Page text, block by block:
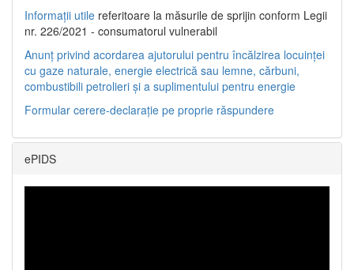
Informații utile referitoare la măsurile de sprijin conform Legii
nr. 226/2021 - consumatorul vulnerabil
Anunț privind acordarea ajutorului pentru încălzirea locuinței
cu gaze naturale, energie electrică sau lemne, cărbuni,
combustibili petrolieri și a suplimentului pentru energie
Formular cerere-declarație pe proprie răspundere
ePIDS